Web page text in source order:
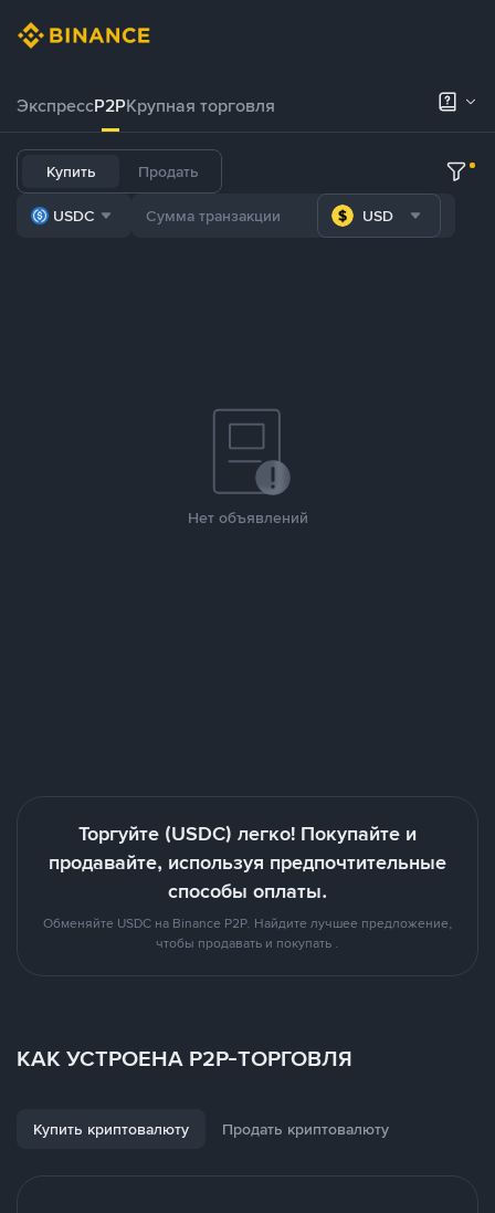
ЭкспрессP2PКрупная торговля
Купить Продать
USDC USD
Нет объявлений
Торгуйте (USDC) легко! Покупайте и
продавайте, используя предпочтительные
способы оплаты.
Обменяйте USDC на Binance P2P. Найдите лучшее предложение,
чтобы продавать и покупать .
КАК УСТРОЕНА P2P-ТОРГОВЛЯ
Купить криптовалюту Продать криптовалюту